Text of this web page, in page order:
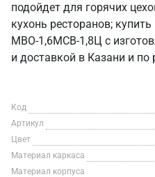
подойдет для горячих
кухонь ресторанов;
МВО-1,6МСВ-1,8Ц с
и доставкой в Казани и по
Код
Артикул
Цвет
Материал каркаса
Материал корпуса